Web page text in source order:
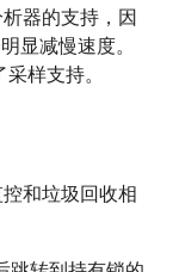
器的支持，因
显减慢速度。
样支持。
和垃圾回收相